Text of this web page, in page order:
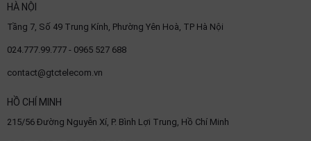
HÀ NỘI
Tầng 7, Số 49 Trung Kính, Phường Yên Hoà, TP Hà Nội
024.777.99.777 - 0965 527 688
contact@gtctelecom.vn
HỒ CHÍ MINH
215/56 Đường Nguyễn Xí, P. Bình Lợi Trung, Hồ Chí Minh